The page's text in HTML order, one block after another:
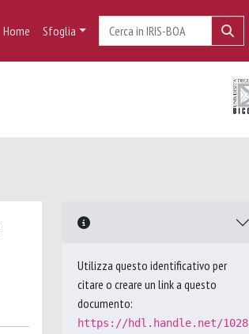
Home Sfoglia
Utilizza questo identificativo per
citare o creare un link a questo
documento:
https://hdl.handle.net/1028